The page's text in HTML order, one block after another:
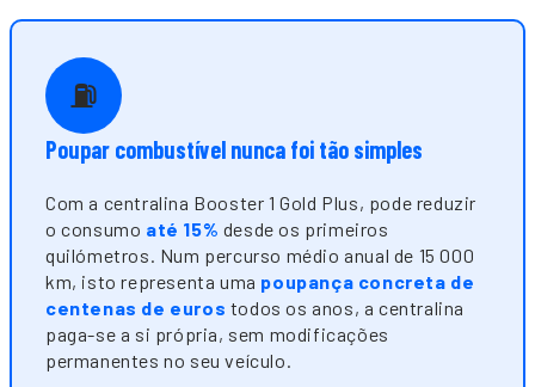
⛽
Poupar combustível nunca foi tão simples
Com a centralina Booster 1 Gold Plus, pode reduzir
o consumo até 15% desde os primeiros
quilómetros. Num percurso médio anual de 15 000
km, isto representa uma poupança concreta de
centenas de euros todos os anos, a centralina
paga-se a si própria, sem modificações
permanentes no seu veículo.